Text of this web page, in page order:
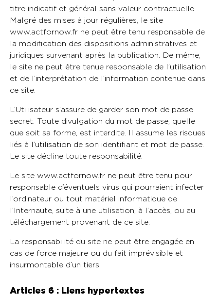
titre indicatif et général sans valeur contractuelle.
Malgré des mises à jour régulières, le site
www.actfornow.fr ne peut être tenu responsable de
la modification des dispositions administratives et
juridiques survenant après la publication. De même,
le site ne peut être tenue responsable de l’utilisation
et de l’interprétation de l’information contenue dans
ce site.
L’Utilisateur s’assure de garder son mot de passe
secret. Toute divulgation du mot de passe, quelle
que soit sa forme, est interdite. Il assume les risques
liés à l’utilisation de son identifiant et mot de passe.
Le site décline toute responsabilité.
Le site www.actfornow.fr ne peut être tenu pour
responsable d’éventuels virus qui pourraient infecter
l’ordinateur ou tout matériel informatique de
l’Internaute, suite à une utilisation, à l’accès, ou au
téléchargement provenant de ce site.
La responsabilité du site ne peut être engagée en
cas de force majeure ou du fait imprévisible et
insurmontable d’un tiers.
Articles 6 : Liens hypertextes